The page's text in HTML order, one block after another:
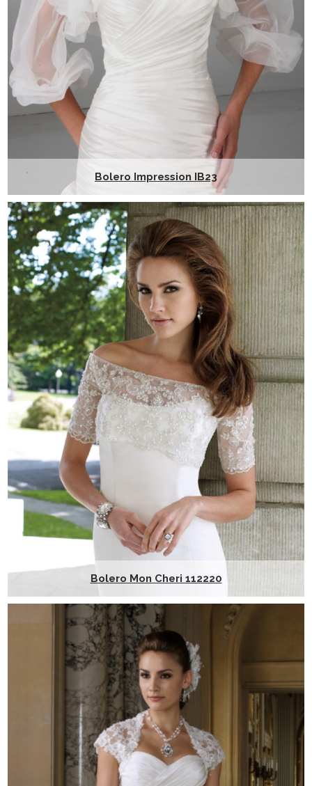
Bolero Impression IB23
Bolero Mon Cheri 112220